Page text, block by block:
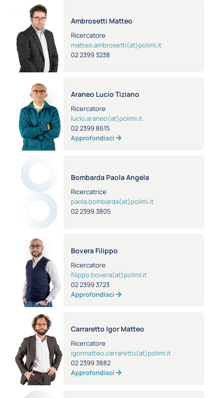
Ambrosetti Matteo
Ricercatore
matteo.ambrosetti(at)polimi.it
02 2399 3238
Araneo Lucio Tiziano
Ricercatore
lucio.araneo(at)polimi.it
02 2399 8615
Approfondisci
Bombarda Paola Angela
Ricercatrice
paola.bombarda(at)polimi.it
02 2399 3805
Bovera Filippo
Ricercatore
filippo.bovera(at)polimi.it
02 2399 3723
Approfondisci
Carraretto Igor Matteo
Ricercatore
igormatteo.carraretto(at)polimi.it
02 2399 3882
Approfondisci